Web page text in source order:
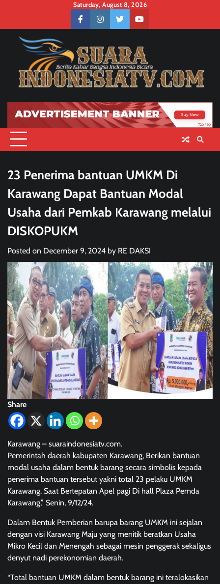
content
Saturday, August 8, 2026
facebookinstagramtwitteryoutube
23 Penerima bantuan UMKM Di
Karawang Dapat Bantuan Modal
Usaha dari Pemkab Karawang melalui
DISKOPUKM
Posted on December 9, 2024 by RE DAKSI
Share
Karawang – suaraindonesiatv.com.
Pemerintah daerah kabupaten Karawang, Berikan bantuan
modal usaha dalam bentuk barang secara simbolis kepada
penerima bantuan tersebut yakni total 23 pelaku UMKM
Karawang. Saat Bertepatan Apel pagi Di hall Plaza Pemda
Karawang,” Senin, 9/12/24.
Dalam Bentuk Pemberian barupa barang UMKM ini sejalan
dengan visi Karawang Maju yang menitik beratkan Usaha
Mikro Kecil dan Menengah sebagai mesin penggerak sekaligus
denyut nadi perekonomian daerah.
“Total bantuan UMKM dalam bentuk barang ini teralokasikan